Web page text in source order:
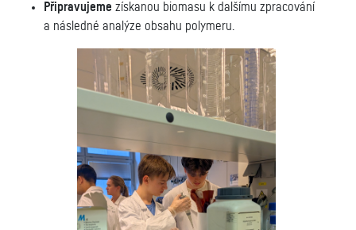
Připravujeme získanou biomasu k dalšímu zpracování
a následné analýze obsahu polymeru.